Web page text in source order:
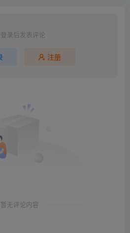
录后发表评论
注册
暂无评论内容